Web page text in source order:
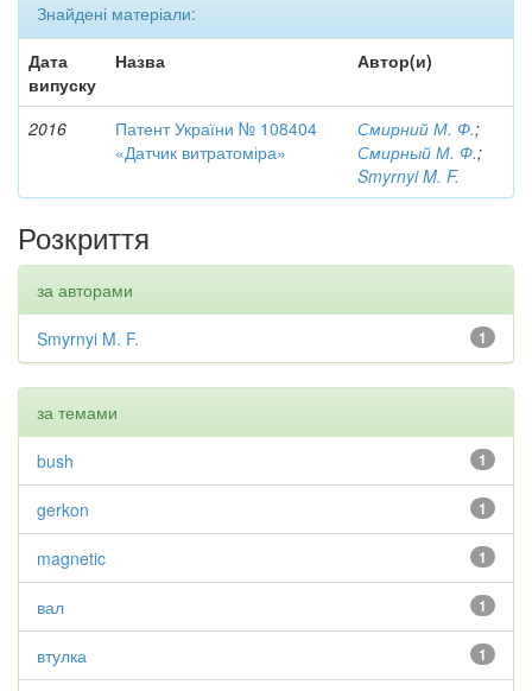
Знайдені матеріали:
Дата
випуску
Назва Автор(и)
2016
Патент України № 108404
«Датчик витратоміра»
Смирний М. Ф.;
Смирный М. Ф.;
Smyrnyi M. F.
Розкриття
за авторами
1
Smyrnyi M. F.
за темами
1
bush
1
gerkon
1
magnetic
1
вал
1
втулка